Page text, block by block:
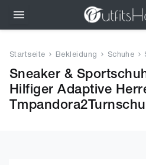
Bekleidung
Wäsche
Startseite Bekleidung Schuhe
Sneaker &
Hilfiger Adaptive